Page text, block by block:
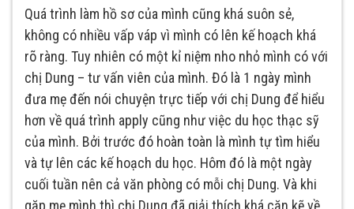
Quá trình làm hồ sơ của mình cũng khá suôn sẻ,
không có nhiều vấp váp vì mình có lên kế hoạch khá
rõ ràng. Tuy nhiên có một kỉ niệm nho nhỏ mình có với
chị Dung – tư vấn viên của mình. Đó là 1 ngày mình
đưa mẹ đến nói chuyện trực tiếp với chị Dung để hiểu
hơn về quá trình apply cũng như việc du học thạc sỹ
của mình. Bởi trước đó hoàn toàn là mình tự tìm hiểu
và tự lên các kế hoạch du học. Hôm đó là một ngày
cuối tuần nên cả văn phòng có mỗi chị Dung. Và khi
gặp mẹ mình thì chị Dung đã giải thích khá cặn kẽ về